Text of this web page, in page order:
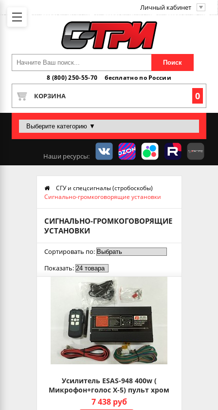
Личный кабинет
Поиск
8 (800) 250-55-70 бесплатно по России
КОРЗИНА 0
Наши ресурсы:
СГУ и спецсигналы (стробоскобы)
Сигнально-громкоговорящие установки
СИГНАЛЬНО-ГРОМКОГОВОРЯЩИЕ
УСТАНОВКИ
Сортировать по:
Показать:
Усилитель ESAS-948 400w (
Микрофон+голос X-5) пульт хром
7 438 руб